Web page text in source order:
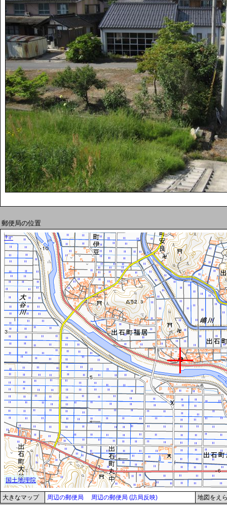
郵便局の位置
大きなマップ 周辺の郵便局 周辺の郵便局 (訪局反映) 地図をえ